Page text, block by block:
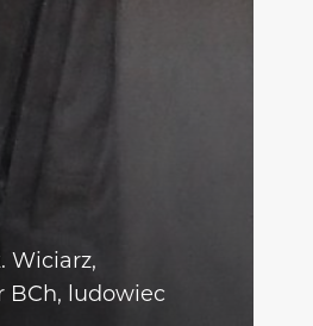
Wiciarz,
BCh, ludowiec